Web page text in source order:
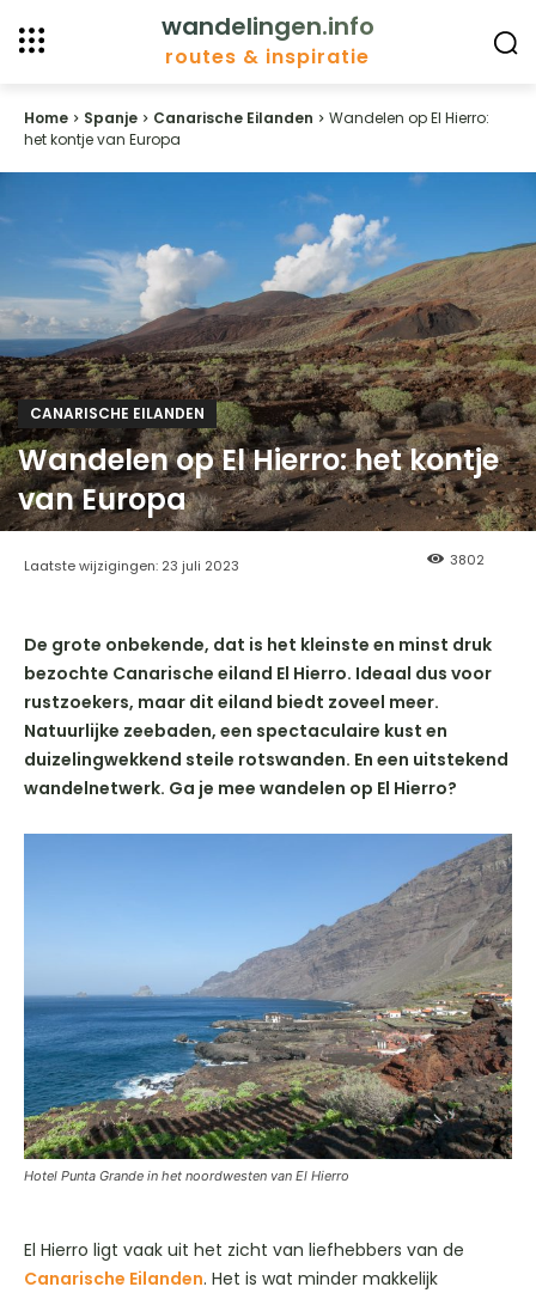
wandelingen.info
routes & inspiratie
Home Spanje Canarische Eilanden
Wandelen op El Hierro:
het kontje van Europa
CANARISCHE EILANDEN
Wandelen op El Hierro: het kontje
van Europa
Laatste wijzigingen: 23 juli 2023 3802
De grote onbekende, dat is het kleinste en minst druk
bezochte Canarische eiland El Hierro. Ideaal dus voor
rustzoekers, maar dit eiland biedt zoveel meer.
Natuurlijke zeebaden, een spectaculaire kust en
duizelingwekkend steile rotswanden. En een uitstekend
wandelnetwerk. Ga je mee wandelen op El Hierro?
Hotel Punta Grande in het noordwesten van El Hierro
El Hierro ligt vaak uit het zicht van liefhebbers van de
Canarische Eilanden. Het is wat minder makkelijk